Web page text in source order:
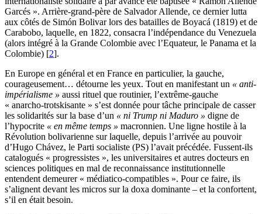
Garcés ». Arrière-grand-père de Salvador Allende, ce dernier lutta
aux côtés de Simón Bolivar lors des batailles de Boyacá (1819) et de
Carabobo, laquelle, en 1822, consacra l’indépendance du Venezuela
(alors intégré à la Grande Colombie avec l’Equateur, le Panama et la
Colombie) [2].
En Europe en général et en France en particulier, la gauche,
courageusement… détourne les yeux. Tout en manifestant un « anti-
impérialisme » aussi rituel que routinier, l’extrême-gauche
« anarcho-trotskisante » s’est donnée pour tâche principale de casser
les solidarités sur la base d’un « ni Trump ni Maduro » digne de
l’hypocrite « en même temps » macronnien. Une ligne hostile à la
Révolution bolivarienne sur laquelle, depuis l’arrivée au pouvoir
d’Hugo Chávez, le Parti socialiste (PS) l’avait précédée. Fussent-ils
catalogués « progressistes », les universitaires et autres docteurs en
sciences politiques en mal de reconnaissance institutionnelle
entendent demeurer « médiatico-compatibles ». Pour ce faire, ils
s’alignent devant les micros sur la doxa dominante – et la confortent,
s’il en était besoin.